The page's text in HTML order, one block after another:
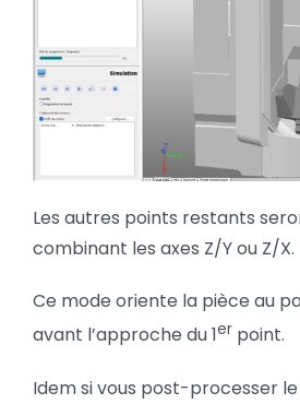
Les autres points restants
combinant les axes Z/Y ou Z/X.
Ce mode oriente la pièce au
avant l’approche du 1er point.
Idem si vous post-processer